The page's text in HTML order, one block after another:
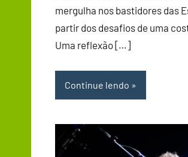
mergulha nos bastidores das
partir dos desafios de uma
Uma reflexão […]
Continue lendo